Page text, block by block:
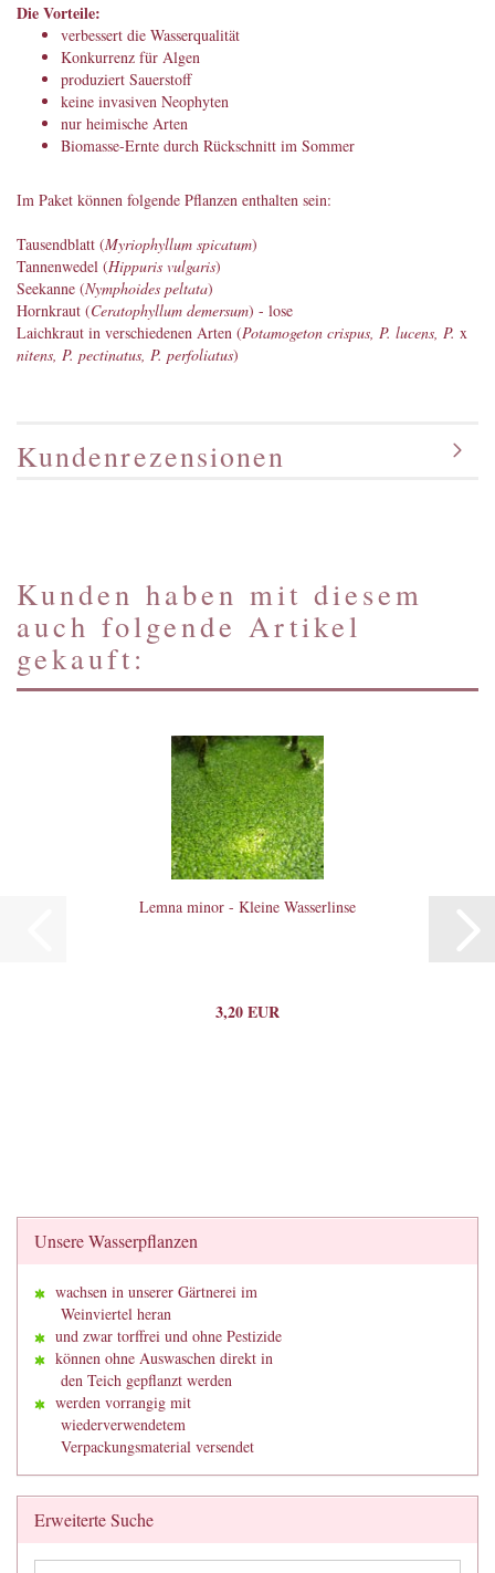
Die Vorteile:
verbessert die Wasserqualität
Konkurrenz für Algen
produziert Sauerstoff
keine invasiven Neophyten
nur heimische Arten
Biomasse-Ernte durch Rückschnitt im Sommer
Im Paket können folgende Pflanzen enthalten sein:
Tausendblatt (Myriophyllum spicatum)
Tannenwedel (Hippuris vulgaris)
Seekanne (Nymphoides peltata)
Hornkraut (Ceratophyllum demersum) - lose
Laichkraut in verschiedenen Arten (Potamogeton crispus, P. lucens, P. x
nitens, P. pectinatus, P. perfoliatus)
Kundenrezensionen
Kunden haben mit diesem
auch folgende Artikel
gekauft:
Lemna minor - Kleine Wasserlinse
3,20 EUR
Unsere Wasserpflanzen
wachsen in unserer Gärtnerei im
Weinviertel heran
und zwar torffrei und ohne Pestizide
können ohne Auswaschen direkt in
den Teich gepflanzt werden
werden vorrangig mit
wiederverwendetem
Verpackungsmaterial versendet
Erweiterte Suche